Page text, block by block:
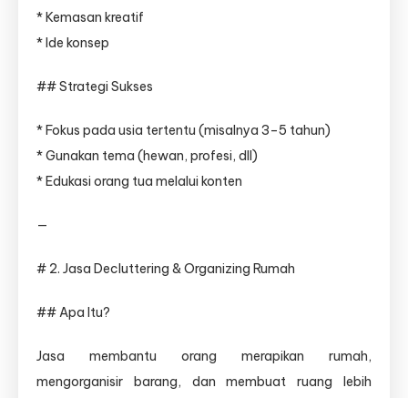
* Kemasan kreatif
* Ide konsep
## Strategi Sukses
* Fokus pada usia tertentu (misalnya 3–5 tahun)
* Gunakan tema (hewan, profesi, dll)
* Edukasi orang tua melalui konten
—
# 2. Jasa Decluttering & Organizing Rumah
## Apa Itu?
Jasa membantu orang merapikan rumah,
mengorganisir barang, dan membuat ruang lebih